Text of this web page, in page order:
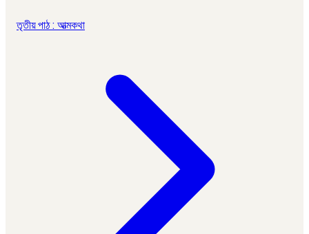
তৃতীয় পাঠ : আত্মকথা